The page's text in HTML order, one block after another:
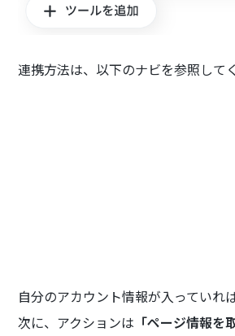
連携方法は、以下のナビを参照して
自分のアカウント情報が入っていれ
次に、アクションは 「ページ情報を